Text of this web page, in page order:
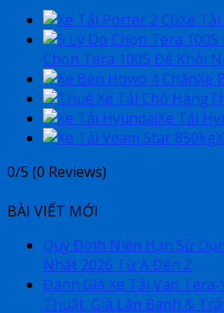
Xe
Chọn Tera 100S Để Khởi
Xe
Xe Tải
0/5 (0 Reviews)
BÀI VIẾT MỚI
Quy Định Niên Hạn Sử
Nhất 2026 Từ A Đến Z
Đánh Giá Xe Tải Van
Thuật, Giá Lăn Bánh &